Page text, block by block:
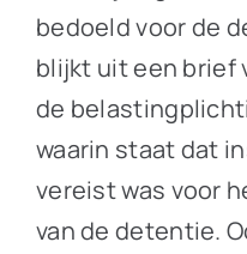
bedoeld voor de
blijkt uit een brief
de
waarin staat dat
vereist was voor
van de detentie.